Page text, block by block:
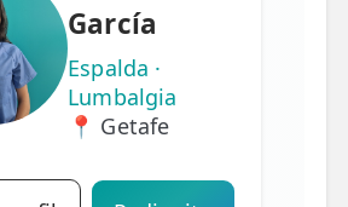
García
Espalda ·
Lumbalgia
📍 Getafe